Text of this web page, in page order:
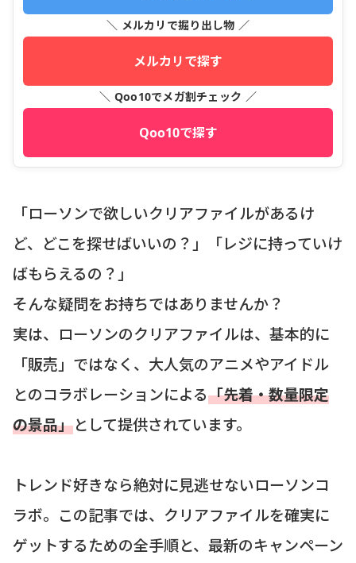
＼ メルカリで掘り出し物 ／
メルカリで探す
＼ Qoo10でメガ割チェック ／
Qoo10で探す
「ローソンで欲しいクリアファイルがあるけ
ど、どこを探せばいいの？」「レジに持っていけ
ばもらえるの？」
そんな疑問をお持ちではありませんか？
実は、ローソンのクリアファイルは、基本的に
「販売」ではなく、大人気のアニメやアイドル
とのコラボレーションによる「先着・数量限定
の景品」として提供されています。
トレンド好きなら絶対に見逃せないローソンコ
ラボ。この記事では、クリアファイルを確実に
ゲットするための全手順と、最新のキャンペーン